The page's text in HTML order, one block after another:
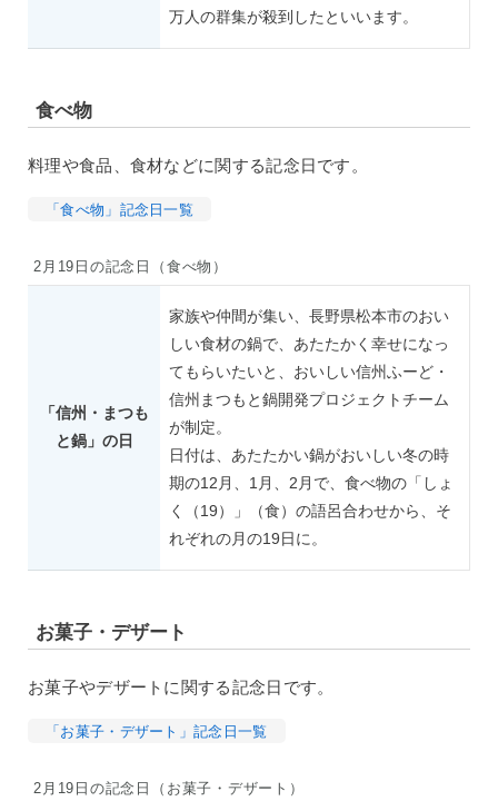
万人の群集が殺到したといいます。
食べ物
料理や食品、食材などに関する記念日です。
「食べ物」記念日一覧
2月19日の記念日（食べ物）
「信州・まつも
と鍋」の日
家族や仲間が集い、長野県松本市のおい
しい食材の鍋で、あたたかく幸せになっ
てもらいたいと、おいしい信州ふーど・
信州まつもと鍋開発プロジェクトチーム
が制定。
日付は、あたたかい鍋がおいしい冬の時
期の12月、1月、2月で、食べ物の「しょ
く（19）」（食）の語呂合わせから、そ
れぞれの月の19日に。
お菓子・デザート
お菓子やデザートに関する記念日です。
「お菓子・デザート」記念日一覧
2月19日の記念日（お菓子・デザート）